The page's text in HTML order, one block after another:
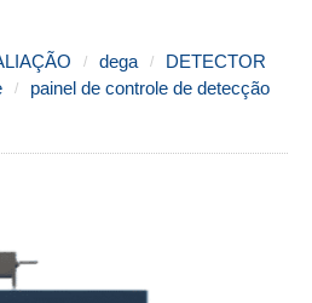
dega
DETECTOR
painel de controle de detecção